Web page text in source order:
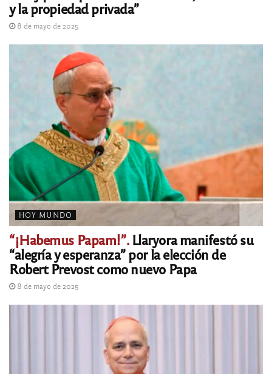
y la propiedad privada”
8 de mayo de 2025
HOY MUNDO
“¡Habemus Papam!”.Llaryora manifestó su
“alegría y esperanza” por la elección de
Robert Prevost como nuevo Papa
8 de mayo de 2025